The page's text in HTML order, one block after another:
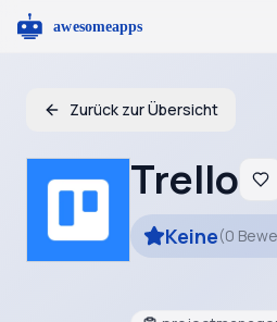
Zurück zur Übersicht
Trello
Keine(0